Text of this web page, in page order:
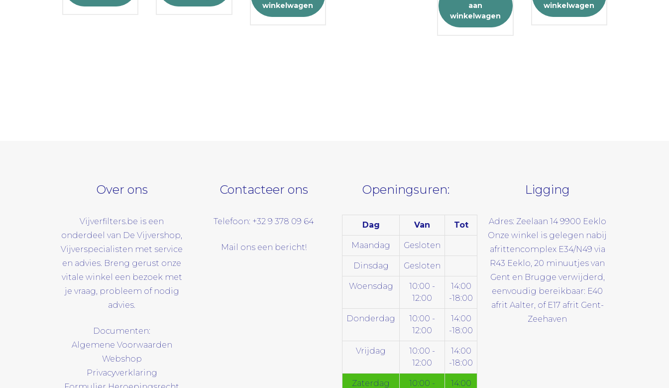
winkelwagen
aan
winkelwagen
winkelwagen
Over ons
Vijverfilters.be is een
onderdeel van De Vijvershop,
Vijverspecialisten met service
en advies. Breng gerust onze
vitale winkel een bezoek met
je vraag, probleem of nodig
advies.
Documenten:
Algemene Voorwaarden
Webshop
Privacyverklaring
Contacteer ons
Telefoon: +32 9 378 09 64
Mail ons een bericht!
Openingsuren:
Dag Van Tot
Maandag Gesloten
Dinsdag Gesloten
Woensdag
10:00 -
12:00
14:00
-18:00
Donderdag
10:00 -
12:00
14:00
-18:00
Vrijdag
10:00 -
12:00
14:00
-18:00
Zaterdag 10:00 - 14:00
Ligging
Adres: Zeelaan 14 9900 Eeklo
Onze winkel is gelegen nabij
afrittencomplex E34/N49 via
R43 Eeklo, 20 minuutjes van
Gent en Brugge verwijderd,
eenvoudig bereikbaar: E40
afrit Aalter, of E17 afrit Gent-
Zeehaven